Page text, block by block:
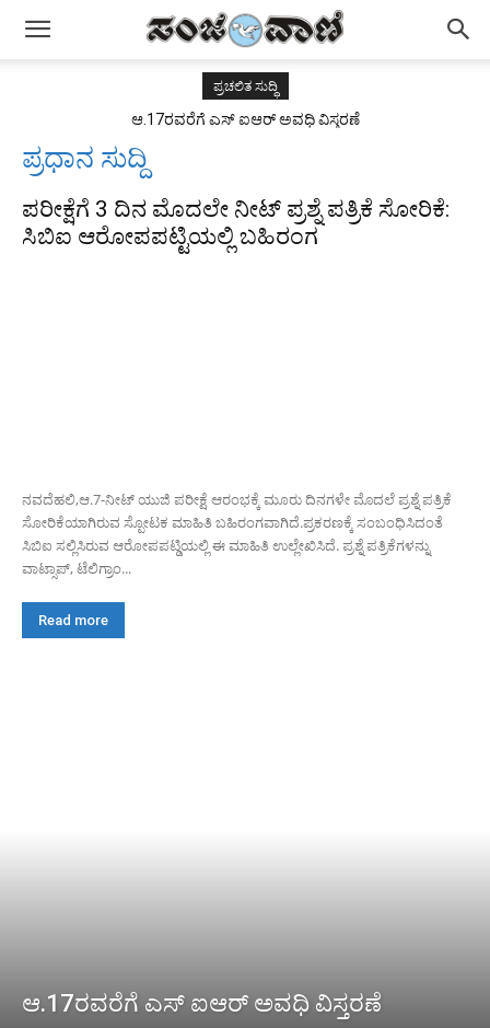
ಪ್ರಚಲಿತ ಸುದ್ಧಿ
ಆ.17ರವರೆಗೆ ಎಸ್ ಐಆರ್ ಅವಧಿ ವಿಸ್ತರಣೆ
ಪ್ರಧಾನ ಸುದ್ದಿ
ಪರೀಕ್ಷೆಗೆ 3 ದಿನ ಮೊದಲೇ ನೀಟ್ ಪ್ರಶ್ನೆ ಪತ್ರಿಕೆ ಸೋರಿಕೆ:
ಸಿಬಿಐ ಆರೋಪಪಟ್ಟಿಯಲ್ಲಿ ಬಹಿರಂಗ
ನವದೆಹಲಿ,ಆ.7-ನೀಟ್ ಯುಜಿ ಪರೀಕ್ಷೆ ಆರಂಭಕ್ಕೆ ಮೂರು ದಿನಗಳೇ ಮೊದಲೆ‌ ಪ್ರಶ್ನೆ ಪತ್ರಿಕೆ
ಸೋರಿಕೆಯಾಗಿರುವ ಸ್ಪೋಟಕ ಮಾಹಿತಿ ಬಹಿರಂಗವಾಗಿದೆ.ಪ್ರಕರಣಕ್ಕೆ ಸಂಬಂಧಿಸಿದಂತೆ
ಸಿಬಿಐ ಸಲ್ಲಿಸಿರುವ ಆರೋಪಪಟ್ಡಿಯಲ್ಲಿ ಈ ಮಾಹಿತಿ ಉಲ್ಲೇಖಿಸಿದೆ. ಪ್ರಶ್ನೆ ಪತ್ರಿಕೆಗಳನ್ನು
ವಾಟ್ಸಾಪ್, ಟೆಲಿಗ್ರಾಂ...
Read more
ಆ.17ರವರೆಗೆ ಎಸ್ ಐಆರ್ ಅವಧಿ ವಿಸ್ತರಣೆ